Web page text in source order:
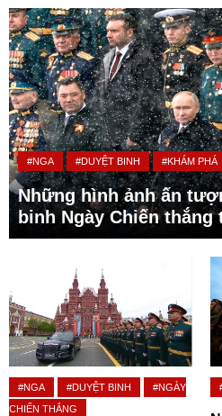
#NGA #DUYỆT BINH #KHÁM PHÁ
Những hình ảnh ấn
binh Ngày Chiến thắng
#NGA #DUYỆT BINH
#NGÀY
CHIẾN THẮNG